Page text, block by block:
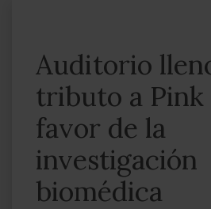
Auditorio
tributo a Pink
favor de la
investigación
biomédica